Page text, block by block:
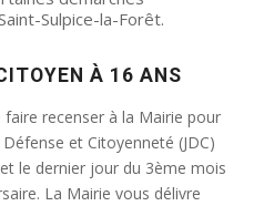
Sulpice-la-Forêt.
À 16 ANS
recenser à la Mairie pour
et Citoyenneté (JDC)
le dernier jour du 3ème mois
La Mairie vous délivre